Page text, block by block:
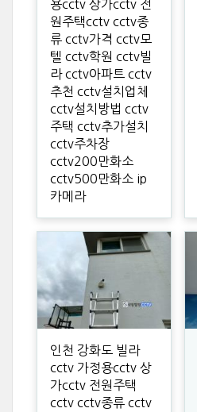
용cctv 상가cctv 전
원주택cctv cctv종
류 cctv가격 cctv모
텔 cctv학원 cctv빌
라 cctv아파트 cctv
추천 cctv설치업체
cctv설치방법 cctv
주택 cctv추가설치
cctv주차장
cctv200만화소
cctv500만화소 ip
카메라
인천 강화도 빌라
cctv 가정용cctv 상
가cctv 전원주택
cctv cctv종류 cctv